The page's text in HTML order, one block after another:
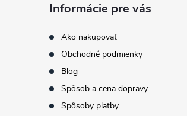
Informácie pre vás
Ako nakupovať
Obchodné podmienky
Blog
Spôsob a cena dopravy
Spôsoby platby